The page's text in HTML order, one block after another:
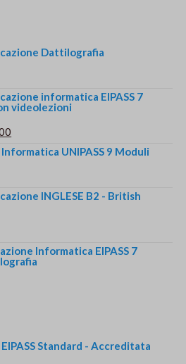
Dattilografia
è:
informatica EIPASS 7
videolezioni
prezzo
€179.00.
UNIPASS 9 Moduli
INGLESE B2 - British
Informatica EIPASS 7
Standard - Accreditata